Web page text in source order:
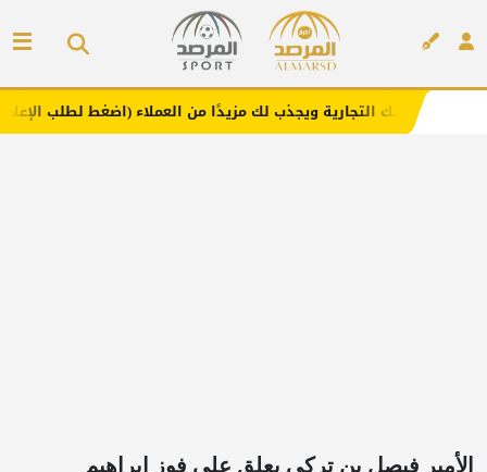
ويجذب لك مزيدًا من العملاء (اضغط لطلب الإعلان)
الأمير فيصل بن تركي يعلق على فوز إبراهيم